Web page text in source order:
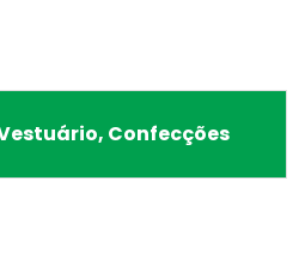
Confecções